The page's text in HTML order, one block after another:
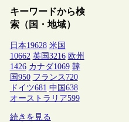
キーワードから検
索（国・地域）
日本19628 米国
10662 英国 3216 欧州
1426 カナダ1069 韓
国 950 フランス 720
ドイツ681 中国 638
オーストラリア599
続きを見る